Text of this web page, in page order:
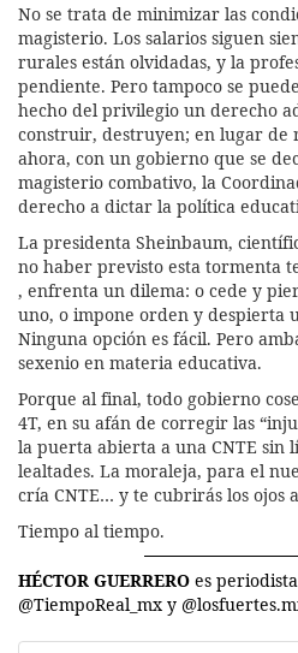
No se trata de minimizar las
magisterio. Los salarios siguen
rurales están olvidadas, y la
pendiente. Pero tampoco se
hecho del privilegio un derecho
construir, destruyen; en lugar de
ahora, con un gobierno que se
magisterio combativo, la
derecho a dictar la política
La presidenta Sheinbaum,
no haber previsto esta tormenta
, enfrenta un dilema: o cede y
uno, o impone orden y despierta
Ninguna opción es fácil. Pero
sexenio en materia educativa.
Porque al final, todo gobierno
4T, en su afán de corregir las
la puerta abierta a una CNTE sin
lealtades. La moraleja, para el
cría CNTE… y te cubrirás los ojos
Tiempo al tiempo.
HÉCTOR GUERRERO es
@TiempoReal_mx y